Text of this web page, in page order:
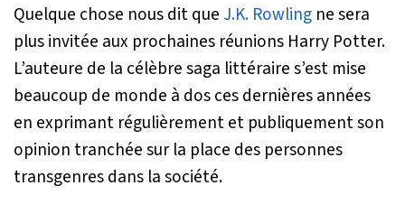
Quelque chose nous dit que J.K. Rowling ne sera
plus invitée aux prochaines réunions Harry Potter.
L’auteure de la célèbre saga littéraire s’est mise
beaucoup de monde à dos ces dernières années
en exprimant régulièrement et publiquement son
opinion tranchée sur la place des personnes
transgenres dans la société.